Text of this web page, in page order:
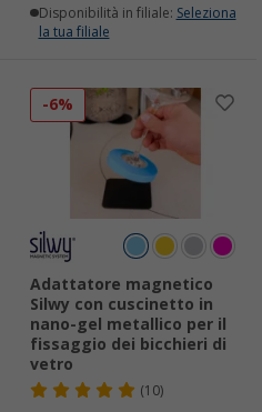
Disponibilità in filiale: Seleziona
la tua filiale
-6%
Adattatore magnetico
Silwy con cuscinetto in
nano-gel metallico per il
fissaggio dei bicchieri di
vetro
(10)